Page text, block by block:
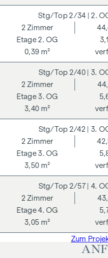
wir als Doppelmakler tätig
Treuhandabwicklung ist
Rechtsanwälte GmbH, Stoß
Kosten betragen 1,5 % des
Barauslagen und
**Der Verkäufer übernimmt
Vertragserrichtungskosten
Kaufpreises zzgl. 20 % USt.
Wir weisen darauf hin,
dem zu vermittelnden
wirtschaftliches
Der Vermittler ist als
2/34 | 2.
2. OG
2Zimmer
0,39 m²
2/40 | 3.
3. OG
2Zimmer
3,40 m²
2/42 | 3.
3. OG
2Zimmer
3,50 m²
2/57 | 4.
4. OG
2Zimmer
3,05 m²
Zum